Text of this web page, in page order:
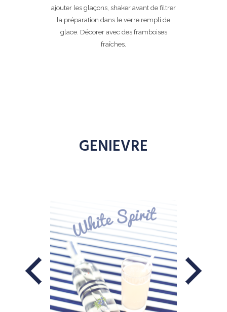
ajouter les glaçons, shaker avant de filtrer
la préparation dans le verre rempli de
glace. Décorer avec des framboises
fraîches.
GENIEVRE